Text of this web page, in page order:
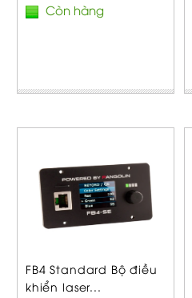
Còn hàng
FB4 Standard Bộ điều
khiển laser...